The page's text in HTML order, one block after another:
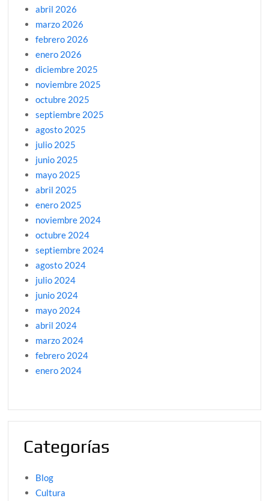
abril 2026
marzo 2026
febrero 2026
enero 2026
diciembre 2025
noviembre 2025
octubre 2025
septiembre 2025
agosto 2025
julio 2025
junio 2025
mayo 2025
abril 2025
enero 2025
noviembre 2024
octubre 2024
septiembre 2024
agosto 2024
julio 2024
junio 2024
mayo 2024
abril 2024
marzo 2024
febrero 2024
enero 2024
Categorías
Blog
Cultura